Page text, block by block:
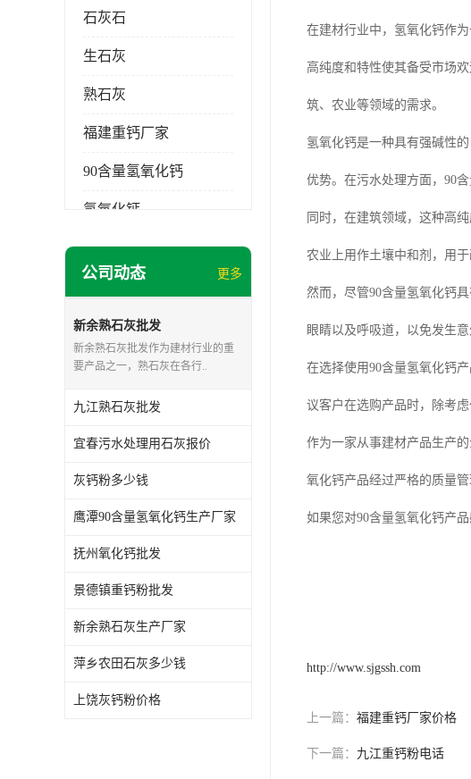
石灰石
生石灰
熟石灰
福建重钙厂家
90含量氢氧化钙
氢氧化钙
氧化钙
公司动态 更多
新余熟石灰批发
新余熟石灰批发作为建材行业的重
要产品之一，熟石灰在各行..
九江熟石灰批发
宜春污水处理用石灰报价
灰钙粉多少钱
鹰潭90含量氢氧化钙生产厂家
抚州氧化钙批发
景德镇重钙粉批发
新余熟石灰生产厂家
萍乡农田石灰多少钱
上饶灰钙粉价格
在建材行业中，氢氧化钙作
高纯度和特性使其备受市场
筑、农业等领域的需求。
氢氧化钙是一种具有强碱性
优势。在污水处理方面，90
同时，在建筑领域，这种高
农业上用作土壤中和剂，用
然而，尽管90含量氢氧化钙
眼睛以及呼吸道，以免发生
在选择使用90含量氢氧化钙
议客户在选购产品时，除考
作为一家从事建材产品生产
氧化钙产品经过严格的质量
如果您对90含量氢氧化钙产
http://www.sjgssh.com
上一篇： 福建重钙厂家价格
下一篇： 九江重钙粉电话